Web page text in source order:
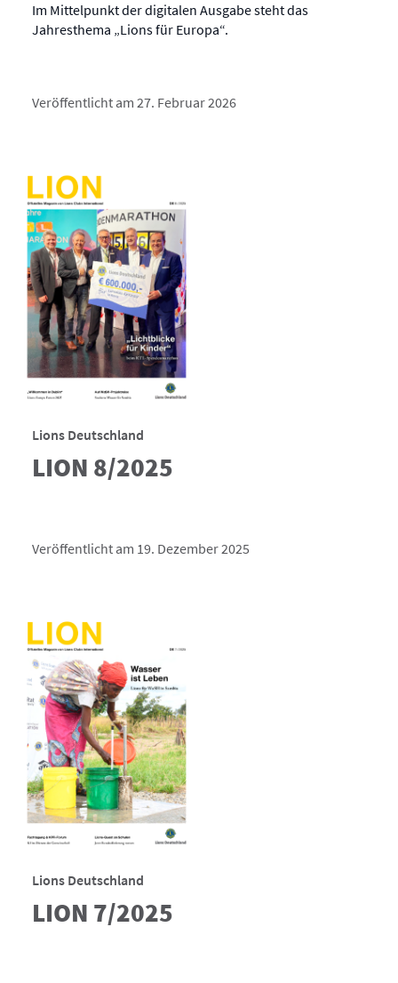
Im Mittelpunkt der digitalen Ausgabe steht das
Jahresthema „Lions für Europa“.
Veröffentlicht am 27. Februar 2026
Lions Deutschland
LION 8/2025
Veröffentlicht am 19. Dezember 2025
Lions Deutschland
LION 7/2025